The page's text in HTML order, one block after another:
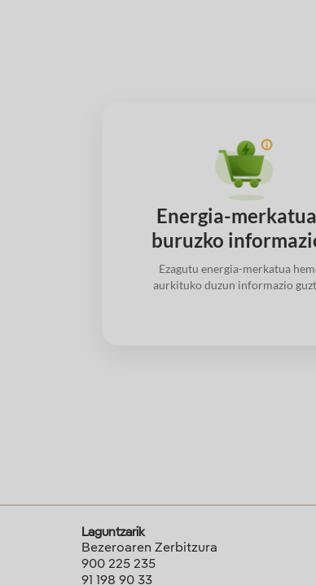
Energia-
buruzko
Ezagutu energia-merkatua
aurkituko duzun informazio
Laguntzarik
Bezeroaren Zerbitzura
900 225 235
91 198 90 33